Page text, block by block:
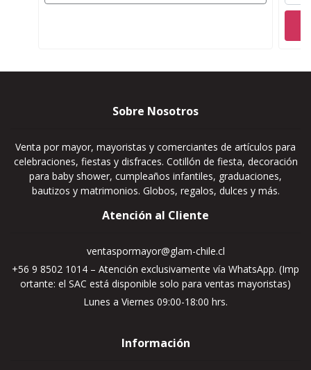
Sobre Nosotros
Venta por mayor, mayoristas y comerciantes de artículos para
celebraciones, fiestas y disfraces. Cotillón de fiesta, decoración
para baby shower, cumpleaños infantiles, graduaciones,
bautizos y matrimonios. Globos, regalos, dulces y más.
Atención al Cliente
ventaspormayor@glam-chile.cl
+56 9 8502 1014 – Atención exclusivamente vía WhatsApp. (Imp
ortante: el SAC está disponible solo para ventas mayoristas)
Lunes a Viernes 09:00-18:00 hrs.
Información